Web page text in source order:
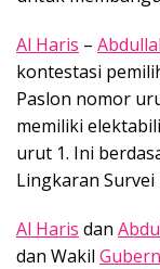
Al Haris –
kontestasi
Paslon nomor
memiliki
urut 1. Ini
Lingkaran Survei
Al Haris dan
dan Wakil